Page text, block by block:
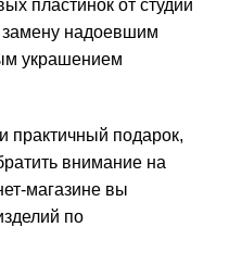
пластинок от студии
замену надоевшим
украшением
подарок,
внимание на
магазине вы
по